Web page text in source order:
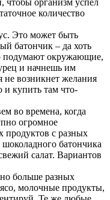
чтобы организм успел
количество
Это может быть
батончик – да хоть
подумают окружающие,
и начнешь им
не возникнет желания
купить там что-
во времена, когда
огромное
продуктов с разных
батончика
салат. Вариантов
больше разных
молочные продукты,